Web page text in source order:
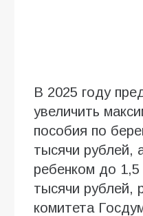
В 2025 году
увеличить
пособия по
тысячи рублей,
ребенком до
тысячи рублей,
комитета